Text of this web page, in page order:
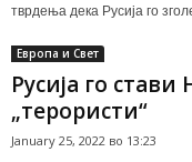
тврдења дека Русија го
Европа и Свет
Русија го
„терористи“
January 25, 2022 во 13:23